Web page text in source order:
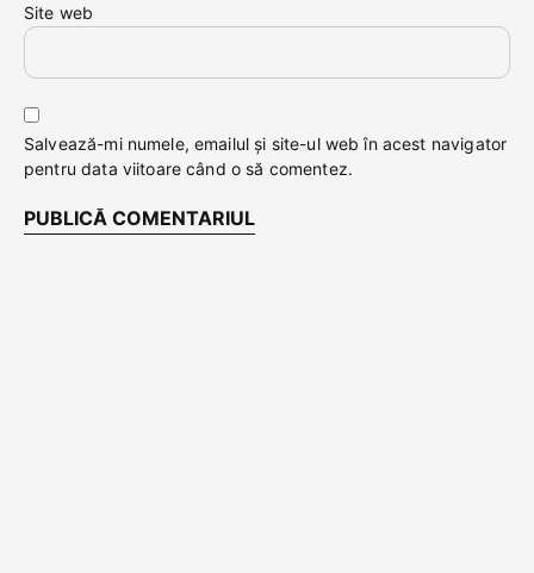
Site web
Salvează-mi numele, emailul și site-ul web în acest navigator
pentru data viitoare când o să comentez.